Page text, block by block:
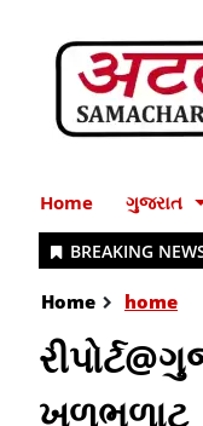
Home ગુજરાત
Home home
ખળભળાટ